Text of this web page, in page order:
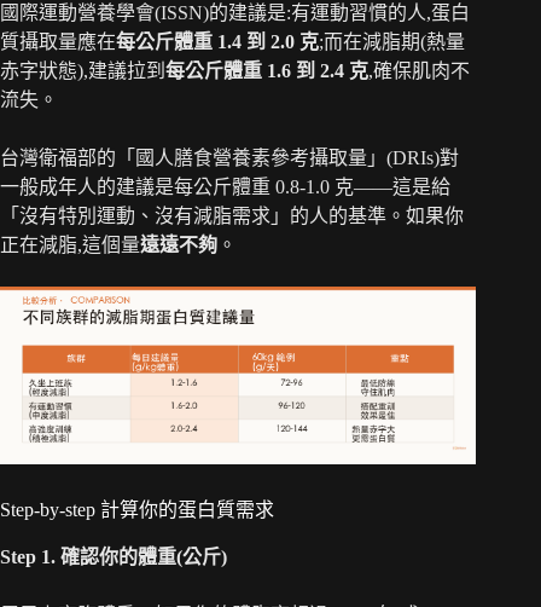
國際運動營養學會(ISSN)的建議是:有運動習慣的人,蛋白
質攝取量應在每公斤體重 1.4 到 2.0 克;而在減脂期(熱量
赤字狀態),建議拉到 每公斤體重 1.6 到 2.4 克,確保肌肉不
流失。
台灣衛福部的「國人膳食營養素參考攝取量」(DRIs)對
一般成年人的建議是每公斤體重 0.8-1.0 克——這是給
「沒有特別運動、沒有減脂需求」的人的基準。如果你
正在減脂,這個量遠遠不夠 。
Step-by-step 計算你的蛋白質需求
Step 1. 確認你的體重(公斤)